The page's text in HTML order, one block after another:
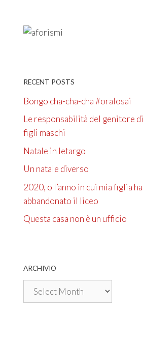
RECENT POSTS
Bongo cha-cha-cha #oralosai
Le responsabilità del genitore di
figli maschi
Natale in letargo
Un natale diverso
2020, o l’anno in cui mia figlia ha
abbandonato il liceo
Questa casa non è un ufficio
ARCHIVIO
Archivio